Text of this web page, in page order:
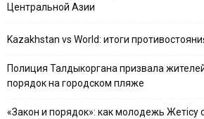
Центральной Азии
Kazakhstan vs World: итоги
Полиция Талдыкоргана призвала
порядок на городском пляже
«Закон и порядок»: как молодежь Жетісу